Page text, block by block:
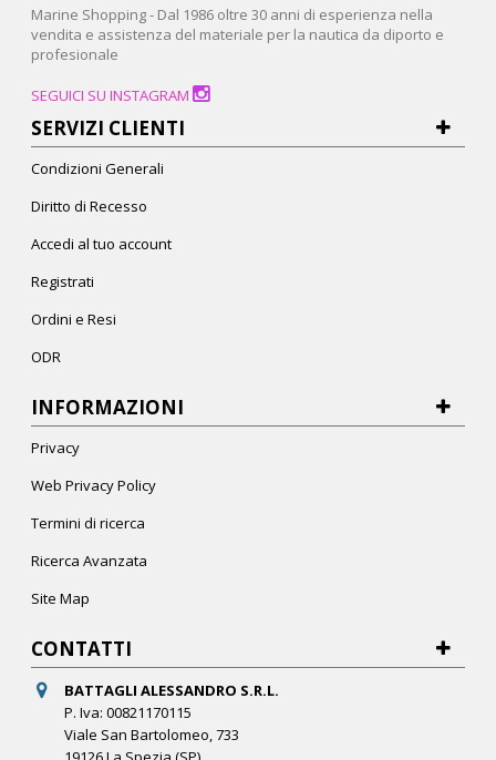
Marine Shopping - Dal 1986 oltre 30 anni di esperienza nella
vendita e assistenza del materiale per la nautica da diporto e
profesionale
SEGUICI SU INSTAGRAM
SERVIZI CLIENTI
Condizioni Generali
Diritto di Recesso
Accedi al tuo account
Registrati
Ordini e Resi
ODR
INFORMAZIONI
Privacy
Web Privacy Policy
Termini di ricerca
Ricerca Avanzata
Site Map
CONTATTI
BATTAGLI ALESSANDRO S.R.L.
P. Iva: 00821170115
Viale San Bartolomeo, 733